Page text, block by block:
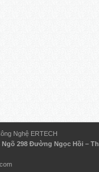
Nghệ ERTECH
Ngõ 298 Đường Ngọc Hồi –